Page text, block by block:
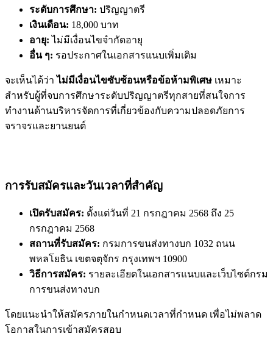
ระดับการศึกษา: ปริญญาตรี
เงินเดือน: 18,000 บาท
อายุ: ไม่มีเงื่อนไขจำกัดอายุ
อื่น ๆ: รอประกาศในเอกสารแนบเพิ่มเติม
จะเห็นได้ว่าไม่มีเงื่อนไขซับซ้อนหรือข้อห้ามพิเศษ เหมาะ
สำหรับผู้ที่จบการศึกษาระดับปริญญาตรีทุกสายที่สนใจการ
ทำงานด้านบริหารจัดการที่เกี่ยวข้องกับความปลอดภัยการ
จราจรและยานยนต์
การรับสมัครและวันเวลาที่สำคัญ
เปิดรับสมัคร: ตั้งแต่วันที่ 21 กรกฎาคม 2568 ถึง 25
กรกฎาคม 2568
สถานที่รับสมัคร: กรมการขนส่งทางบก 1032 ถนน
พหลโยธิน เขตจตุจักร กรุงเทพฯ 10900
วิธีการสมัคร: รายละเอียดในเอกสารแนบและเว็บไซต์กรม
การขนส่งทางบก
โดยแนะนำให้สมัครภายในกำหนดเวลาที่กำหนด เพื่อไม่พลาด
โอกาสในการเข้าสมัครสอบ